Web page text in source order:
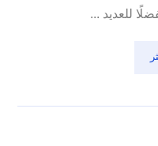
للعديد ...